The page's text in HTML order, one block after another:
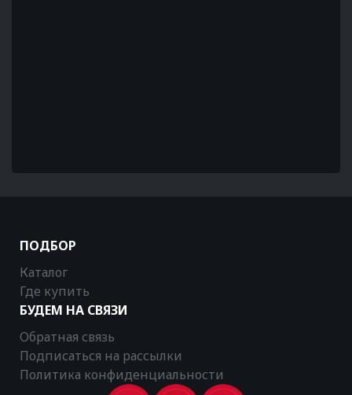
ПОДБОР
Каталог
Где купить
БУДЕМ НА СВЯЗИ
Обратная связь
Подписаться на рассылки
Политика конфиденциальности